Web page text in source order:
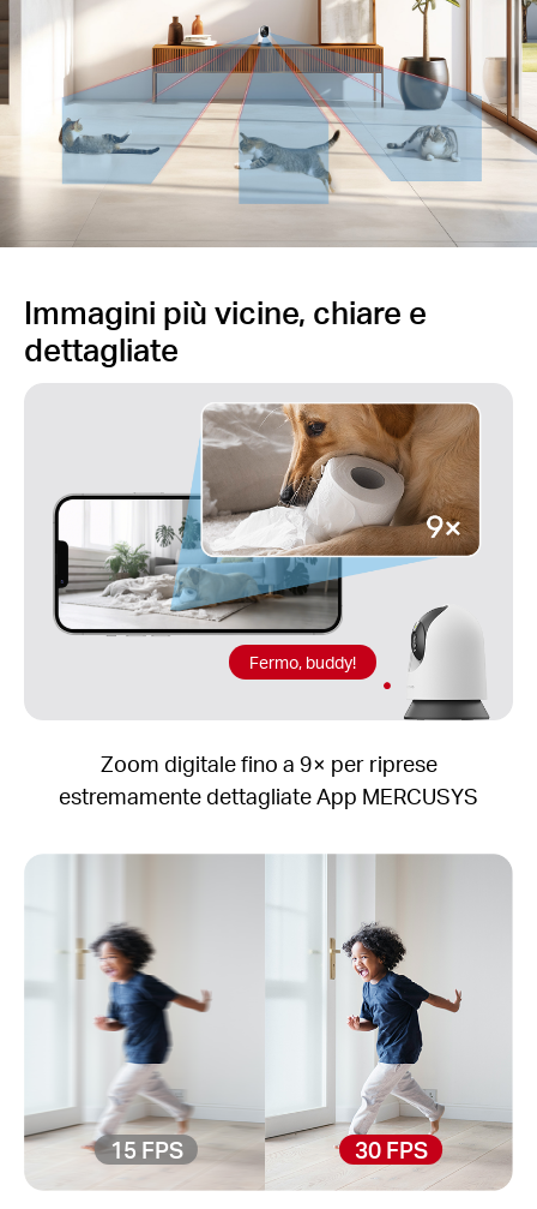
Immagini più vicine, chiare e
dettagliate
Fermo, buddy!
Zoom digitale fino a 9× per riprese
estremamente dettagliate App MERCUSYS
15 FPS 30 FPS